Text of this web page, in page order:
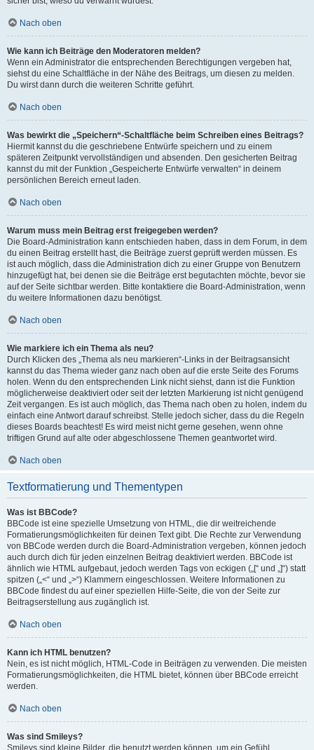
Nach oben
Wie kann ich Beiträge den Moderatoren melden?
Wenn ein Administrator die entsprechenden Berechtigungen vergeben hat,
siehst du eine Schaltfläche in der Nähe des Beitrags, um diesen zu melden.
Du wirst dann durch die weiteren Schritte geführt.
Nach oben
Was bewirkt die „Speichern“-Schaltfläche beim Schreiben eines Beitrags?
Hiermit kannst du die geschriebene Entwürfe speichern und zu einem
späteren Zeitpunkt vervollständigen und absenden. Den gesicherten Beitrag
kannst du mit der Funktion „Gespeicherte Entwürfe verwalten“ in deinem
persönlichen Bereich erneut laden.
Nach oben
Warum muss mein Beitrag erst freigegeben werden?
Die Board-Administration kann entschieden haben, dass in dem Forum, in dem
du einen Beitrag erstellt hast, die Beiträge zuerst geprüft werden müssen. Es
ist auch möglich, dass die Administration dich zu einer Gruppe von Benutzern
hinzugefügt hat, bei denen sie die Beiträge erst begutachten möchte, bevor sie
auf der Seite sichtbar werden. Bitte kontaktiere die Board-Administration, wenn
du weitere Informationen dazu benötigst.
Nach oben
Wie markiere ich ein Thema als neu?
Durch Klicken des „Thema als neu markieren“-Links in der Beitragsansicht
kannst du das Thema wieder ganz nach oben auf die erste Seite des Forums
holen. Wenn du den entsprechenden Link nicht siehst, dann ist die Funktion
möglicherweise deaktiviert oder seit der letzten Markierung ist nicht genügend
Zeit vergangen. Es ist auch möglich, das Thema nach oben zu holen, indem du
einfach eine Antwort darauf schreibst. Stelle jedoch sicher, dass du die Regeln
dieses Boards beachtest! Es wird meist nicht gerne gesehen, wenn ohne
triftigen Grund auf alte oder abgeschlossene Themen geantwortet wird.
Nach oben
Textformatierung und Thementypen
Was ist BBCode?
BBCode ist eine spezielle Umsetzung von HTML, die dir weitreichende
Formatierungsmöglichkeiten für deinen Text gibt. Die Rechte zur Verwendung
von BBCode werden durch die Board-Administration vergeben, können jedoch
auch durch dich für jeden einzelnen Beitrag deaktiviert werden. BBCode ist
ähnlich wie HTML aufgebaut, jedoch werden Tags von eckigen („[“ und „]“) statt
spitzen („<“ und „>“) Klammern eingeschlossen. Weitere Informationen zu
BBCode findest du auf einer speziellen Hilfe-Seite, die von der Seite zur
Beitragserstellung aus zugänglich ist.
Nach oben
Kann ich HTML benutzen?
Nein, es ist nicht möglich, HTML-Code in Beiträgen zu verwenden. Die meisten
Formatierungsmöglichkeiten, die HTML bietet, können über BBCode erreicht
werden.
Nach oben
Was sind Smileys?
Smileys sind kleine Bilder, die benutzt werden können, um ein Gefühl